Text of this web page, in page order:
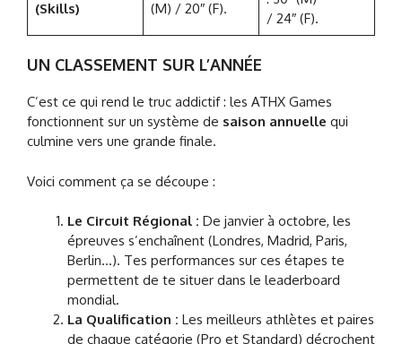
(Skills)
(M) / 20″ (F).
/ 24″ (F).
UN CLASSEMENT SUR L’ANNÉE
C’est ce qui rend le truc addictif : les ATHX Games
fonctionnent sur un système de saison annuelle qui
culmine vers une grande finale.
Voici comment ça se découpe :
Le Circuit Régional : De janvier à octobre, les
épreuves s’enchaînent (Londres, Madrid, Paris,
Berlin…). Tes performances sur ces étapes te
permettent de te situer dans le leaderboard
mondial.
La Qualification : Les meilleurs athlètes et paires
de chaque catégorie (Pro et Standard) décrochent